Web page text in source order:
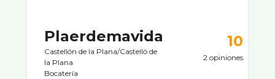
Plaerdemavida
Castellón de la Plana/Castelló de
la Plana
Bocaterí­a
10
2 opiniones